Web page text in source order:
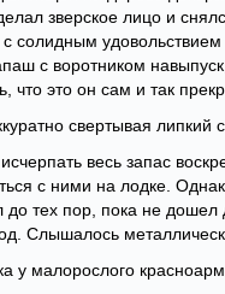
зверское лицо и
солидным
с воротником
что это он сам и так
свертывая
весь запас
с ними на лодке.
тех пор, пока не дошел
Слышалось
у малорослого